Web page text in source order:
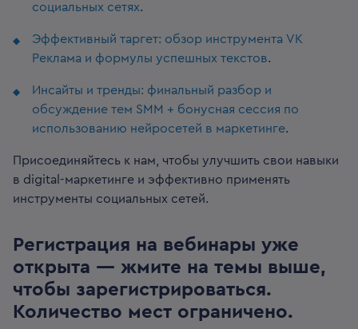
социальных сетях.
Эффективный таргет: обзор инструмента VK
Реклама и формулы успешных текстов.
Инсайты и тренды: финальный разбор и
обсуждение тем SMM + бонусная сессия по
использованию нейросетей в маркетинге.
Присоединяйтесь к нам, чтобы улучшить свои навыки
в digital-маркетинге и эффективно применять
инструменты социальных сетей.
Регистрация на вебинары уже
открыта — жмите на темы выше,
чтобы зарегистрироваться.
Количество мест ограничено.